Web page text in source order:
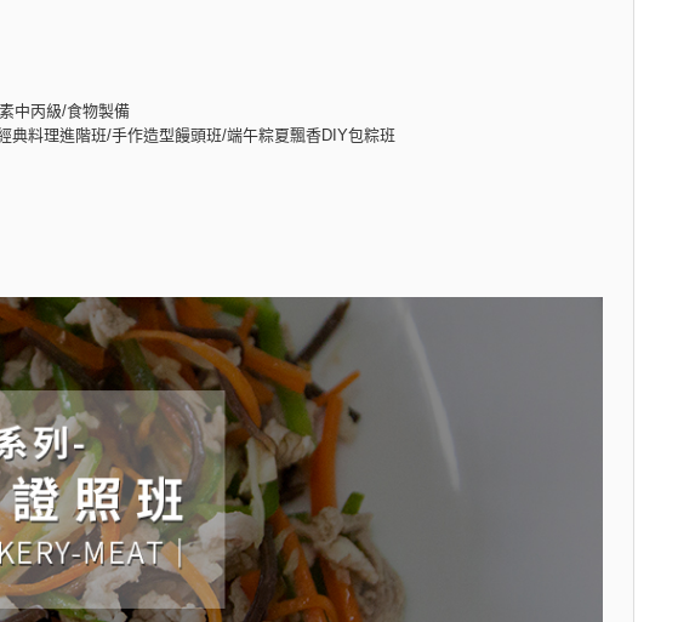
中丙級/食物製備
典料理進階班/手作造型饅頭班/端午粽夏飄香DIY包粽班